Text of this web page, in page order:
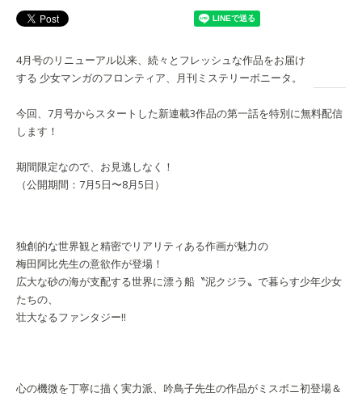
4月号のリニューアル以来、続々とフレッシュな作品をお届け
する 少女マンガのフロンティア、月刊ミステリーボニータ。
今回、7月号からスタートした新連載3作品の第一話を特別に無料配信
します！
期間限定なので、お見逃しなく！
（公開期間：7月5日〜8月5日）
独創的な世界観と精密でリアリティある作画が魅力の
梅田阿比先生の意欲作が登場！
広大な砂の海が支配する世界に漂う船〝泥クジラ〟で暮らす少年少女
たちの、
壮大なるファンタジー!!
心の機微を丁寧に描く実力派、吟鳥子先生の作品がミスボニ初登場＆